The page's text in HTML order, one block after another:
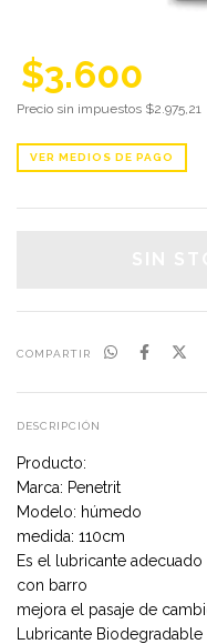
$3.600
Precio sin impuestos $2.975,21
VER MEDIOS DE PAGO
COMPARTIR
DESCRIPCIÓN
Producto:
Marca: Penetrit
Modelo: húmedo
medida: 110cm
Es el lubricante
con barro
mejora el pasaje de
Lubricante Biodegradable